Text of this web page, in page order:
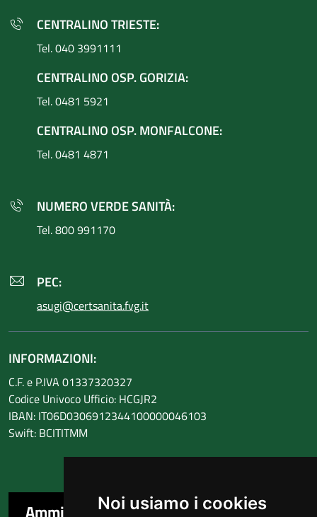
Noi usiamo i cookies
CENTRALINO TRIESTE:
Tel. 040 3991111
CENTRALINO OSP. GORIZIA:
Tel. 0481 5921
CENTRALINO OSP. MONFALCONE:
Tel. 0481 4871
NUMERO VERDE SANITÀ:
Tel. 800 991170
PEC:
asugi@certsanita.fvg.it
INFORMAZIONI:
C.F. e P.IVA 01337320327
Codice Univoco Ufficio: HCGJR2
IBAN: IT06D0306912344100000046103
Swift: BCITITMM
Amministrazione trasparente